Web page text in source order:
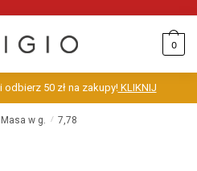
0
50 zł na zakupy!KLIKNIJ
w g. / 7,78